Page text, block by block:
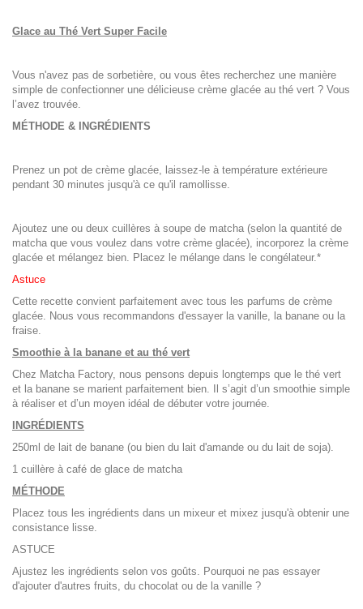
Glace au Thé Vert Super Facile
Vous n'avez pas de sorbetière, ou vous êtes recherchez une manière
simple de confectionner une délicieuse crème glacée au thé vert ? Vous
l’avez trouvée.
MÉTHODE & INGRÉDIENTS
Prenez un pot de crème glacée, laissez-le à température extérieure
pendant 30 minutes jusqu'à ce qu'il ramollisse.
Ajoutez une ou deux cuillères à soupe de matcha (selon la quantité de
matcha que vous voulez dans votre crème glacée), incorporez la crème
glacée et mélangez bien. Placez le mélange dans le congélateur.*
Astuce
Cette recette convient parfaitement avec tous les parfums de crème
glacée. Nous vous recommandons d'essayer la vanille, la banane ou la
fraise.
Smoothie à la banane et au thé vert
Chez Matcha Factory, nous pensons depuis longtemps que le thé vert
et la banane se marient parfaitement bien. Il s’agit d’un smoothie simple
à réaliser et d’un moyen idéal de débuter votre journée.
INGRÉDIENTS
250ml de lait de banane (ou bien du lait d'amande ou du lait de soja).
1 cuillère à café de glace de matcha
MÉTHODE
Placez tous les ingrédients dans un mixeur et mixez jusqu'à obtenir une
consistance lisse.
ASTUCE
Ajustez les ingrédients selon vos goûts. Pourquoi ne pas essayer
d'ajouter d'autres fruits, du chocolat ou de la vanille ?